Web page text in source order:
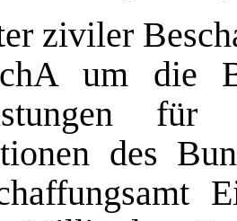
ziviler
um die
für
des